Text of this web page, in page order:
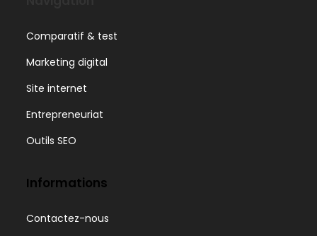
Comparatif & test
Marketing digital
Site internet
Entrepreneuriat
Outils SEO
Informations
Contactez-nous